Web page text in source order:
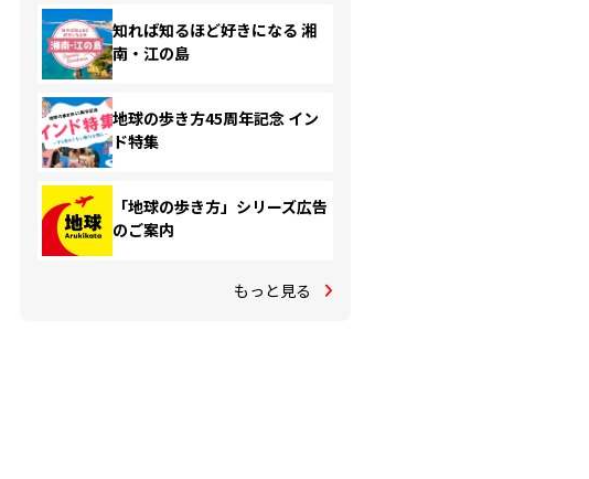
知れば知るほど好きになる 湘
南・江の島
地球の歩き方45周年記念 イン
ド特集
「地球の歩き方」シリーズ広告
のご案内
もっと見る